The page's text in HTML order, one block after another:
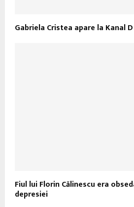
Gabriela Cristea apare la Kanal
Fiul lui Florin Călinescu era
depresiei